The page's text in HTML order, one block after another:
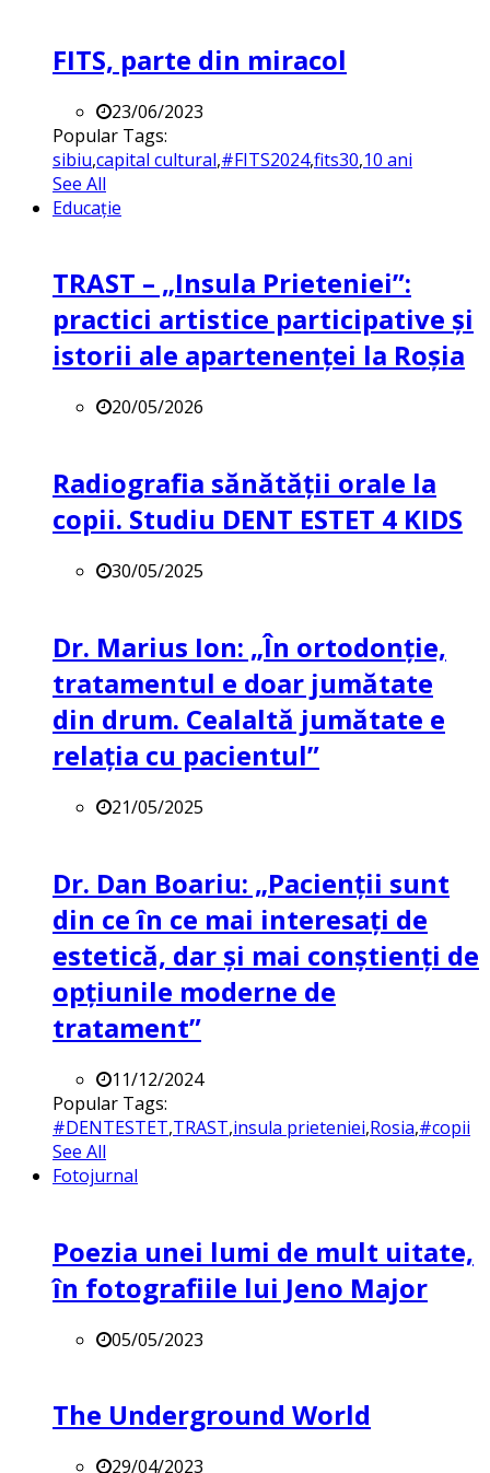
FITS, parte din miracol
23/06/2023
Popular Tags:
sibiu,capital cultural,#FITS2024,fits30,10 ani
See All
Educație
TRAST – „Insula Prieteniei”:
practici artistice participative și
istorii ale apartenenței la Roșia
20/05/2026
Radiografia sănătății orale la
copii. Studiu DENT ESTET 4 KIDS
30/05/2025
Dr. Marius Ion: „În ortodonție,
tratamentul e doar jumătate
din drum. Cealaltă jumătate e
relația cu pacientul”
21/05/2025
Dr. Dan Boariu: „Pacienții sunt
din ce în ce mai interesați de
estetică, dar și mai conștienți de
opțiunile moderne de
tratament”
11/12/2024
Popular Tags:
#DENTESTET,TRAST,insula prieteniei,Rosia,#copii
See All
Fotojurnal
Poezia unei lumi de mult uitate,
în fotografiile lui Jeno Major
05/05/2023
The Underground World
29/04/2023